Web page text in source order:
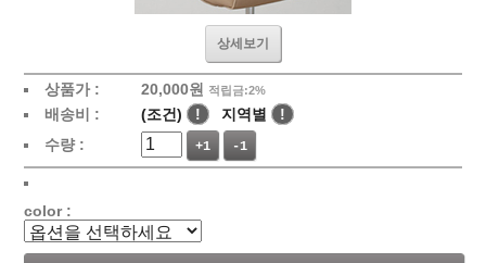
상세보기
상품가 : 20,000원 적립금:2%
배송비 : (조건) ! 지역별
!
수량 :
+1 -1
color :